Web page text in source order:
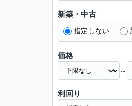
新築・中古
指定しない
価格
～
利回り